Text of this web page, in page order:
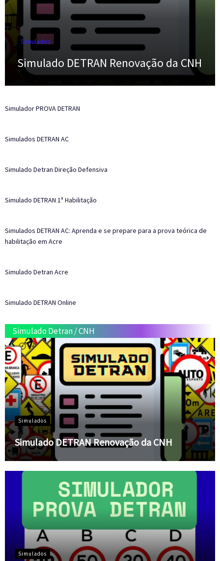
Simulados
Simulado DETRAN Renovação da CNH
Simulador PROVA DETRAN
Simulados DETRAN AC
Simulado Detran Direção Defensiva
Simulado DETRAN 1ª Habilitação
Simulados DETRAN AC: Aprenda e se prepare para a prova teórica de
habilitação em Acre
Simulado Detran Acre
Simulado DETRAN Online
Simulado Detran/CNH
Simulados
Simulado DETRAN Renovação da CNH
Simulados